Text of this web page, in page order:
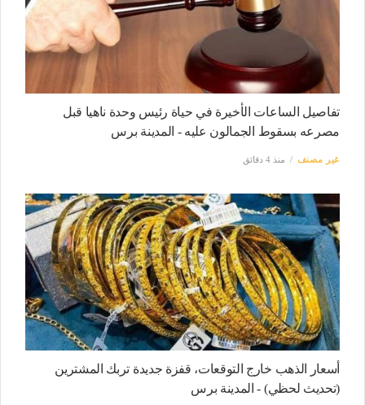
تفاصيل الساعات الأخيرة في حياة رئيس وحدة ناهيا قبل
مصرعه بسقوط الجمالون عليه - المدينة برس
غير مصنف منذ 4 دقائق
أسعار الذهب خارج التوقعات، قفزة جديدة تربك المشترين
(تحديث لحظي) - المدينة برس